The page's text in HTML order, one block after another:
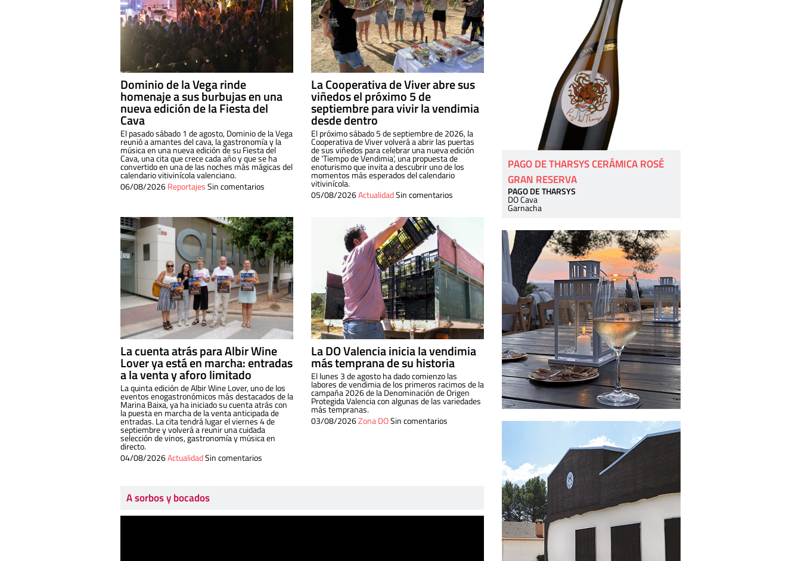
Dominio de la Vega rinde
homenaje a sus burbujas en una
nueva edición de la Fiesta del
Cava
El pasado sábado 1 de agosto, Dominio de la Vega
reunió a amantes del cava, la gastronomía y la
música en una nueva edición de su Fiesta del
Cava, una cita que crece cada año y que se ha
convertido en una de las noches más mágicas del
calendario vitivinícola valenciano.
06/08/2026ReportajesSin comentarios
La Cooperativa de Viver abre sus
viñedos el próximo 5 de
septiembre para vivir la vendimia
desde dentro
El próximo sábado 5 de septiembre de 2026, la
Cooperativa de Viver volverá a abrir las puertas
de sus viñedos para celebrar una nueva edición
de ‘Tiempo de Vendimia’, una propuesta de
enoturismo que invita a descubrir uno de los
momentos más esperados del calendario
vitivinícola.
05/08/2026ActualidadSin comentarios
La cuenta atrás para Albir Wine
Lover ya está en marcha: entradas
a la venta y aforo limitado
La quinta edición de Albir Wine Lover, uno de los
eventos enogastronómicos más destacados de la
Marina Baixa, ya ha iniciado su cuenta atrás con
la puesta en marcha de la venta anticipada de
entradas. La cita tendrá lugar el viernes 4 de
septiembre y volverá a reunir una cuidada
selección de vinos, gastronomía y música en
directo.
04/08/2026ActualidadSin comentarios
La DO Valencia inicia la vendimia
más temprana de su historia
El lunes 3 de agosto ha dado comienzo las
labores de vendimia de los primeros racimos de la
campaña 2026 de la Denominación de Origen
Protegida Valencia con algunas de las variedades
más tempranas.
03/08/2026Zona DOSin comentarios
A sorbos y bocados
PAGO DE THARSYS CERÁMICA ROSÉ
GRAN RESERVA
PAGO DE THARSYS
DO Cava
Garnacha